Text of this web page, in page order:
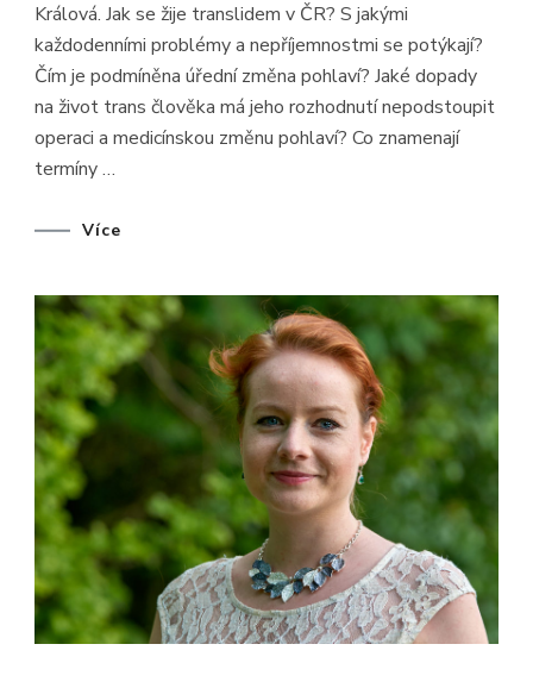
LIDÍ
JSOU
LIDSKÁ
PRÁVA
–
LENKA
KRÁLOVÁ
Králová. Jak se žije translidem v ČR? S jakými
každodenními problémy a nepříjemnostmi se potýkají?
Čím je podmíněna úřední změna pohlaví? Jaké dopady
na život trans člověka má jeho rozhodnutí nepodstoupit
operaci a medicínskou změnu pohlaví? Co znamenají
termíny …
Více